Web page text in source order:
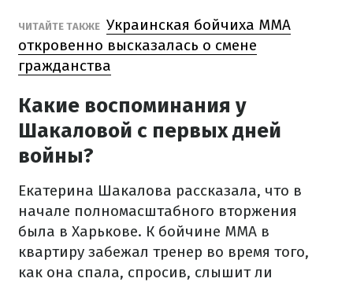
ЧИТАЙТЕ ТАКЖЕ Украинская бойчиха ММА
откровенно высказалась о смене
гражданства
Какие воспоминания у
Шакаловой с первых дней
войны?
Екатерина Шакалова рассказала, что в
начале полномасштабного вторжения
была в Харькове. К бойчине ММА в
квартиру забежал тренер во время того,
как она спала, спросив, слышит ли